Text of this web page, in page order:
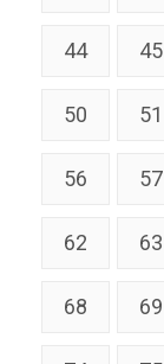
44 45
50 51
56 57
62 63
68 69